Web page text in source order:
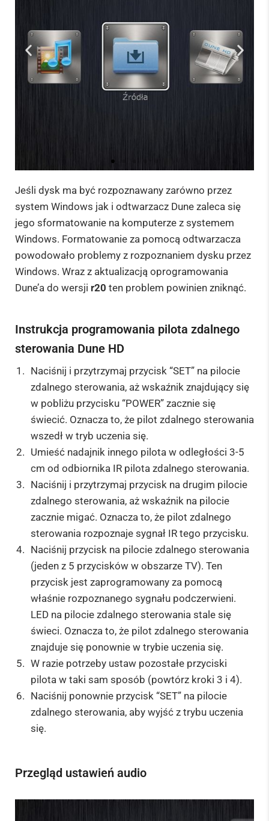
1. Wybierz
"Źródła"
Jeśli dysk ma być rozpoznawany zarówno przez
system Windows jak i odtwarzacz Dune zaleca się
jego sformatowanie na komputerze z systemem
Windows. Formatowanie za pomocą odtwarzacza
powodowało problemy z rozpoznaniem dysku przez
Windows. Wraz z aktualizacją oprogramowania
Dune’a do wersji r20 ten problem powinien zniknąć.
Instrukcja programowania pilota zdalnego
sterowania Dune HD
Naciśnij i przytrzymaj przycisk “SET” na pilocie
zdalnego sterowania, aż wskaźnik znajdujący się
w pobliżu przycisku “POWER” zacznie się
świecić. Oznacza to, że pilot zdalnego sterowania
wszedł w tryb uczenia się.
Umieść nadajnik innego pilota w odległości 3-5
cm od odbiornika IR pilota zdalnego sterowania.
Naciśnij i przytrzymaj przycisk na drugim pilocie
zdalnego sterowania, aż wskaźnik na pilocie
zacznie migać. Oznacza to, że pilot zdalnego
sterowania rozpoznaje sygnał IR tego przycisku.
Naciśnij przycisk na pilocie zdalnego sterowania
(jeden z 5 przycisków w obszarze TV). Ten
przycisk jest zaprogramowany za pomocą
właśnie rozpoznanego sygnału podczerwieni.
LED na pilocie zdalnego sterowania stale się
świeci. Oznacza to, że pilot zdalnego sterowania
znajduje się ponownie w trybie uczenia się.
W razie potrzeby ustaw pozostałe przyciski
pilota w taki sam sposób (powtórz kroki 3 i 4).
Naciśnij ponownie przycisk “SET” na pilocie
zdalnego sterowania, aby wyjść z trybu uczenia
się.
Przegląd ustawień audio